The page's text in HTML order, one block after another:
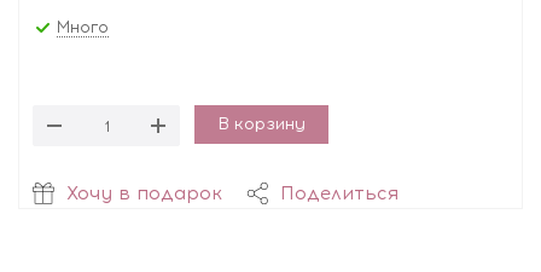
Много
В корзину
Хочу в подарок Поделиться